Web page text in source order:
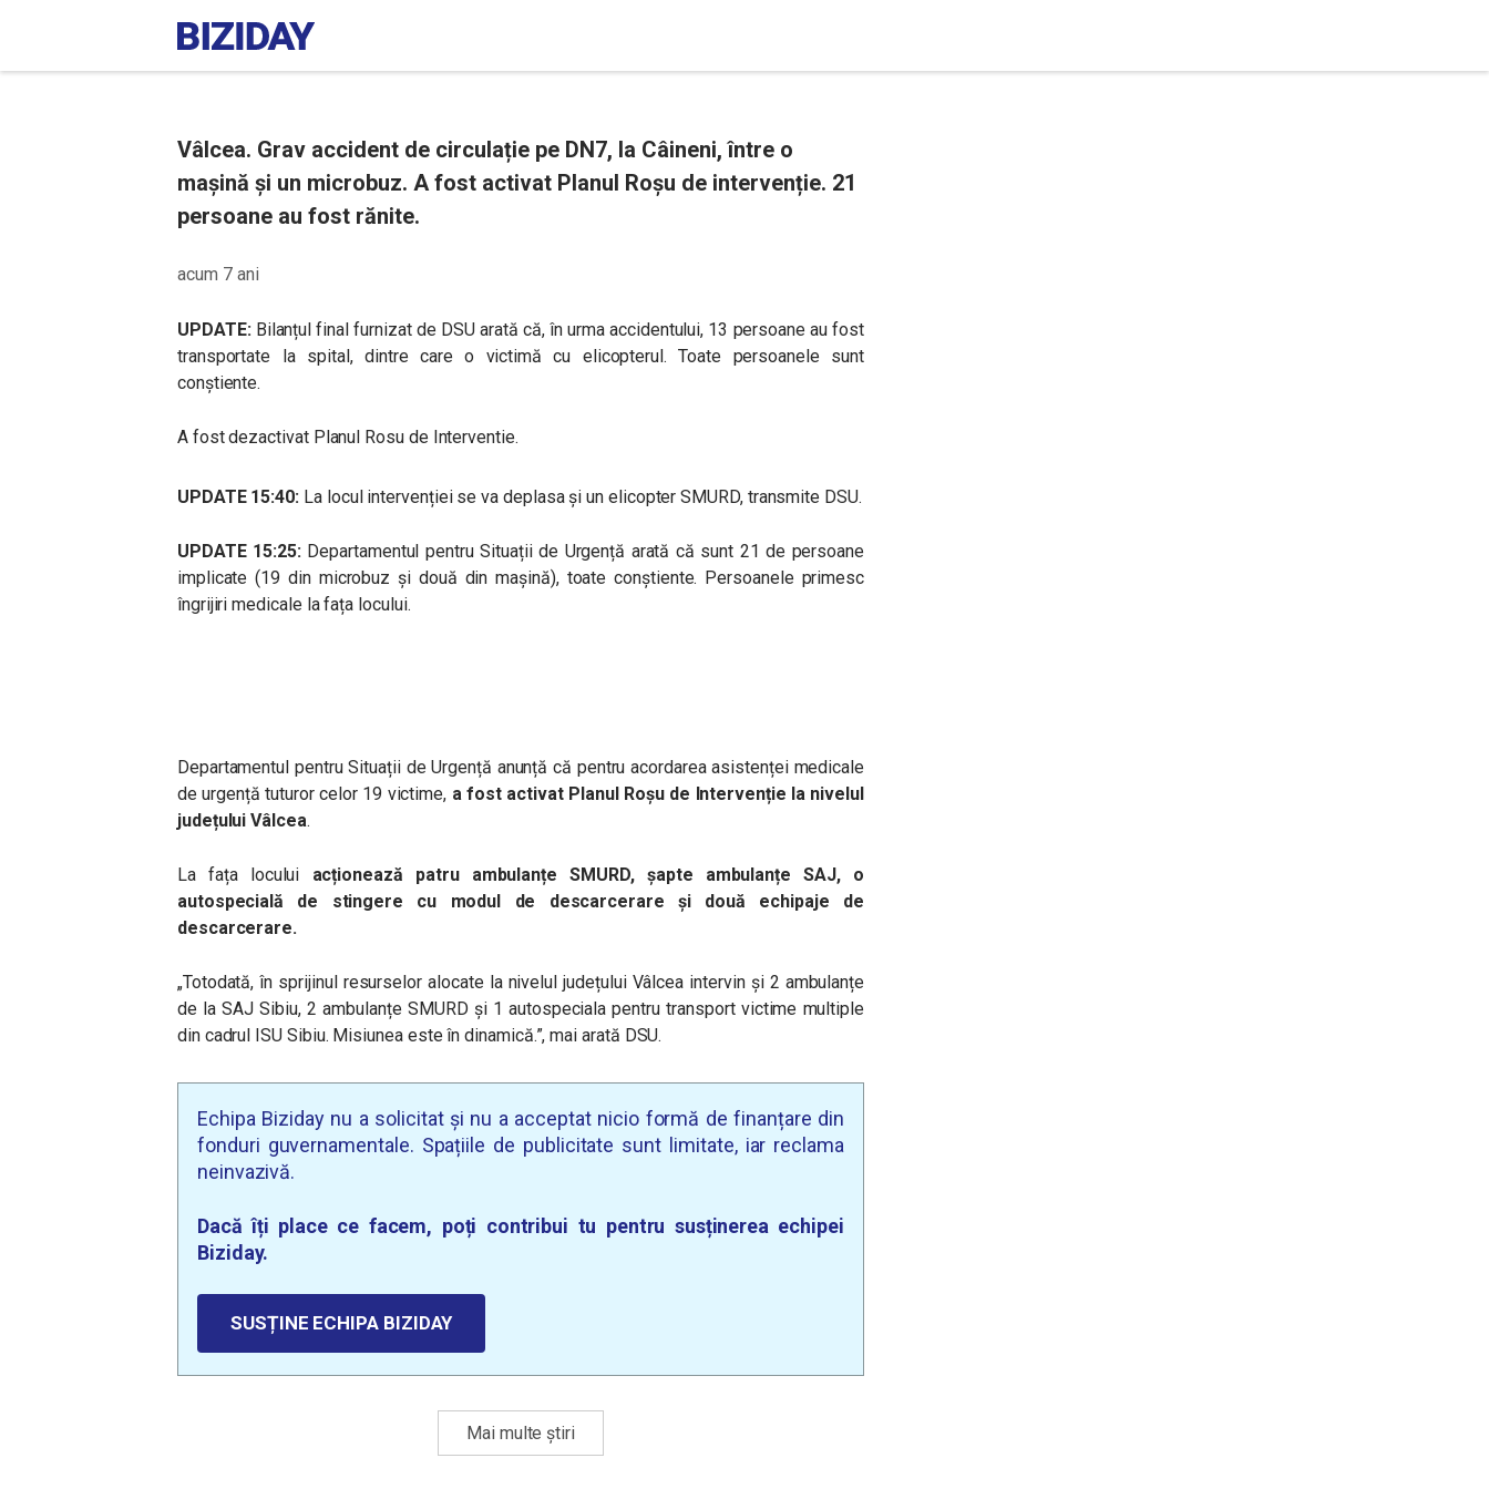
Vâlcea. Grav accident de circulație pe DN7, la Câineni, între o
mașină și un microbuz. A fost activat Planul Roșu de intervenție. 21
persoane au fost rănite.
acum 7 ani
UPDATE:Bilanțul final furnizat de DSU arată că, în urma accidentului, 13 persoane au fost
transportate la spital, dintre care o victimă cu elicopterul. Toate persoanele sunt
conștiente.
A fost dezactivat Planul Rosu de Interventie.
UPDATE 15:40: La locul intervenției se va deplasa și un elicopter SMURD, transmite DSU.
UPDATE 15:25:Departamentul pentru Situații de Urgență arată că sunt 21 de persoane
implicate (19 din microbuz și două din mașină), toate conștiente. Persoanele primesc
îngrijiri medicale la fața locului.
Departamentul pentru Situații de Urgență anunță că pentru acordarea asistenței medicale
de urgență tuturor celor 19 victime, a fost activat Planul Roșu de Intervenție la nivelul
județului Vâlcea.
La fața locului acționează patru ambulanțe SMURD, șapte ambulanțe SAJ, o
autospecială de stingere cu modul de descarcerare și două echipaje de
descarcerare.
„Totodată, în sprijinul resurselor alocate la nivelul județului Vâlcea intervin și 2 ambulanțe
de la SAJ Sibiu, 2 ambulanțe SMURD și 1 autospeciala pentru transport victime multiple
din cadrul ISU Sibiu. Misiunea este în dinamică.”, mai arată DSU.
Echipa Biziday nu a solicitat și nu a acceptat nicio formă de finanțare din
fonduri guvernamentale. Spațiile de publicitate sunt limitate, iar reclama
neinvazivă.
Dacă îți place ce facem, poți contribui tu pentru susținerea echipei
Biziday.
SUSȚINE ECHIPA BIZIDAY
Mai multe știri